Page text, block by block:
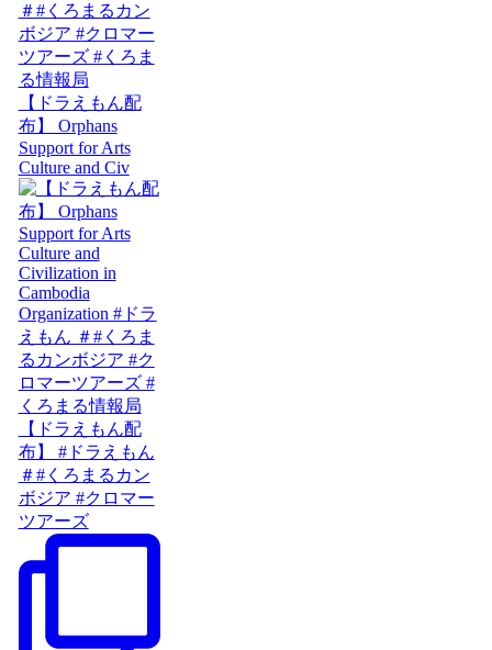
【ドラえもん配
布】 Orphans
Support for Arts
Culture and Civ
【ドラえもん配
布】 #ドラえもん
＃#くろまるカン
ボジア #クロマー
ツアーズ